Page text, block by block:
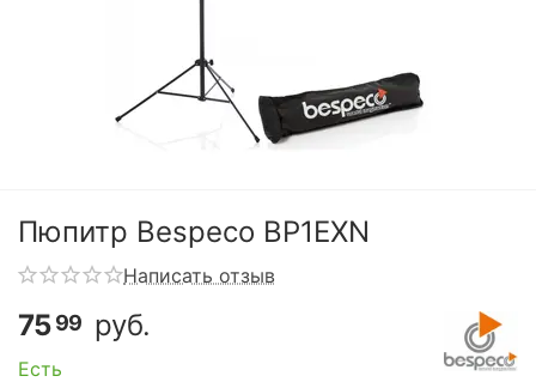
Пюпитр Bespeco BP1EXN
Написать отзыв
7599 руб.
Есть